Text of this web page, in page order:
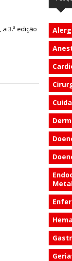
3.ª edição